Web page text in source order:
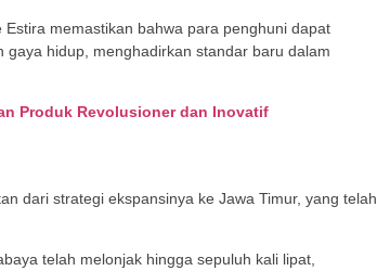
memastikan bahwa para penghuni dapat
hidup, menghadirkan standar baru dalam
Produk Revolusioner dan Inovatif
dari strategi ekspansinya ke Jawa Timur, yang telah
telah melonjak hingga sepuluh kali lipat,